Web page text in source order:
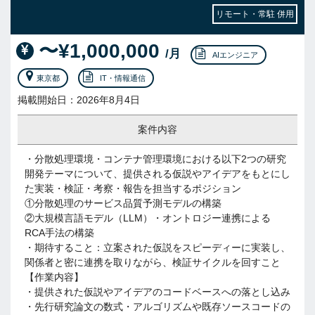
リモート・常駐 併用
〜¥1,000,000 /月 AIエンジニア
東京都 IT・情報通信
掲載開始日：2026年8月4日
案件内容
・分散処理環境・コンテナ管理環境における以下2つの研究
開発テーマについて、提供される仮説やアイデアをもとにし
た実装・検証・考察・報告を担当するポジション
①分散処理のサービス品質予測モデルの構築
②大規模言語モデル（LLM）・オントロジー連携による
RCA手法の構築
・期待すること：立案された仮説をスピーディーに実装し、
関係者と密に連携を取りながら、検証サイクルを回すこと
【作業内容】
・提供された仮説やアイデアのコードベースへの落とし込み
・先行研究論文の数式・アルゴリズムや既存ソースコードの